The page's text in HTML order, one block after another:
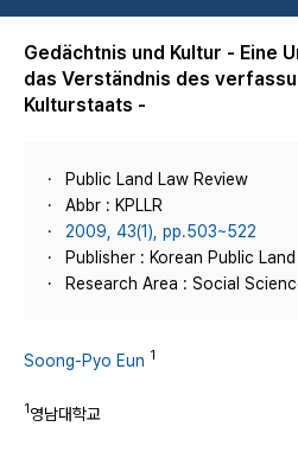
Gedächtnis und Kultur - Eine
das Verständnis des
Kulturstaats -
Public Land Law Review
Abbr : KPLLR
2009, 43(1), pp.503~522
Publisher : Korean Public
Research Area : Social
Soong-Pyo Eun 1
1영남대학교